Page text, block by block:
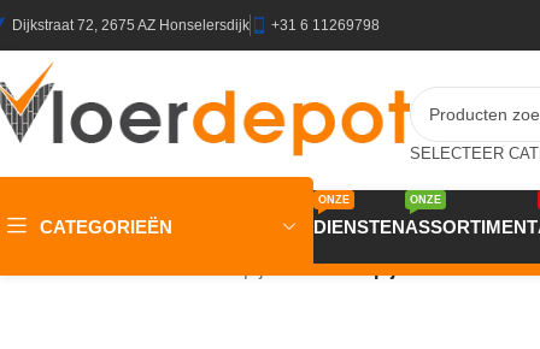
Dijkstraat 72, 2675 AZ Honselersdijk +31 6 11269798
CATEGORIEËN DIENSTEN
ONZE
ASSORTIMENT
ONZE
Wool 24 Tapijt CARMELO